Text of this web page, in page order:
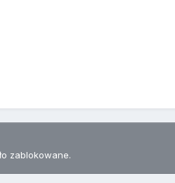
zablokowane.